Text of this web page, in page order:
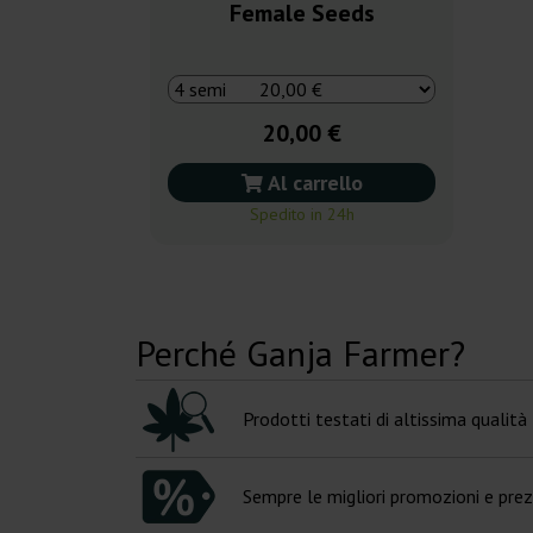
Female Seeds
20,00 €
Al carrello
Spedito in 24h
Perché Ganja Farmer?
Prodotti testati di altissima qualità
Sempre le migliori promozioni e